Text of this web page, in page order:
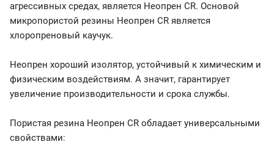
агрессивных средах, является Неопрен CR. Основой
микропористой резины Неопрен CR является
хлоропреновый каучук.
Неопрен хороший изолятор, устойчивый к химическим и
физическим воздействиям. А значит, гарантирует
увеличение производительности и срока службы.
Пористая резина Неопрен CR обладает универсальными
свойствами: